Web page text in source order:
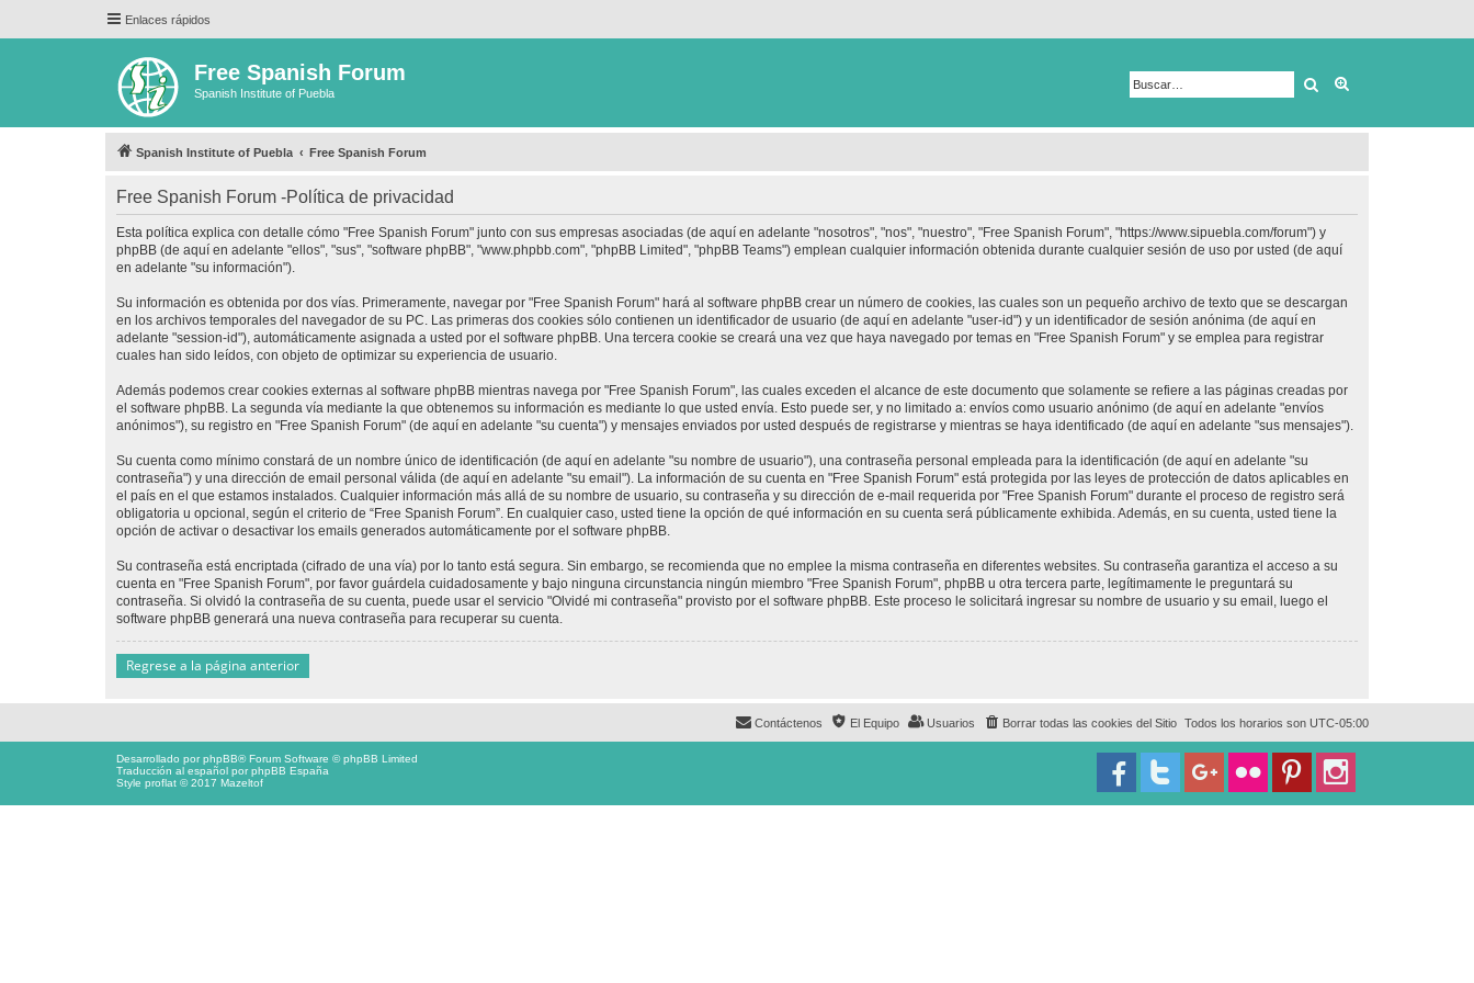
Enlaces rápidos
Free Spanish Forum
Spanish Institute of Puebla Buscar
Spanish Institute of Puebla Free Spanish Forum
Free Spanish Forum -Política de privacidad
Esta política explica con detalle cómo "Free Spanish Forum" junto con sus empresas asociadas (de aquí en adelante "nosotros", "nos", "nuestro", "Free Spanish Forum", "https://www.sipuebla.com/forum") y
phpBB (de aquí en adelante "ellos", "sus", "software phpBB", "www.phpbb.com", "phpBB Limited", "phpBB Teams") emplean cualquier información obtenida durante cualquier sesión de uso por usted (de aquí
en adelante "su información").
Su información es obtenida por dos vías. Primeramente, navegar por "Free Spanish Forum" hará al software phpBB crear un número de cookies, las cuales son un pequeño archivo de texto que se descargan
en los archivos temporales del navegador de su PC. Las primeras dos cookies sólo contienen un identificador de usuario (de aquí en adelante "user-id") y un identificador de sesión anónima (de aquí en
adelante "session-id"), automáticamente asignada a usted por el software phpBB. Una tercera cookie se creará una vez que haya navegado por temas en "Free Spanish Forum" y se emplea para registrar
cuales han sido leídos, con objeto de optimizar su experiencia de usuario.
Además podemos crear cookies externas al software phpBB mientras navega por "Free Spanish Forum", las cuales exceden el alcance de este documento que solamente se refiere a las páginas creadas por
el software phpBB. La segunda vía mediante la que obtenemos su información es mediante lo que usted envía. Esto puede ser, y no limitado a: envíos como usuario anónimo (de aquí en adelante "envíos
anónimos"), su registro en "Free Spanish Forum" (de aquí en adelante "su cuenta") y mensajes enviados por usted después de registrarse y mientras se haya identificado (de aquí en adelante "sus mensajes").
Su cuenta como mínimo constará de un nombre único de identificación (de aquí en adelante "su nombre de usuario"), una contraseña personal empleada para la identificación (de aquí en adelante "su
contraseña") y una dirección de email personal válida (de aquí en adelante "su email"). La información de su cuenta en "Free Spanish Forum" está protegida por las leyes de protección de datos aplicables en
el país en el que estamos instalados. Cualquier información más allá de su nombre de usuario, su contraseña y su dirección de e-mail requerida por "Free Spanish Forum" durante el proceso de registro será
obligatoria u opcional, según el criterio de “Free Spanish Forum”. En cualquier caso, usted tiene la opción de qué información en su cuenta será públicamente exhibida. Además, en su cuenta, usted tiene la
opción de activar o desactivar los emails generados automáticamente por el software phpBB.
Su contraseña está encriptada (cifrado de una vía) por lo tanto está segura. Sin embargo, se recomienda que no emplee la misma contraseña en diferentes websites. Su contraseña garantiza el acceso a su
cuenta en "Free Spanish Forum", por favor guárdela cuidadosamente y bajo ninguna circunstancia ningún miembro "Free Spanish Forum", phpBB u otra tercera parte, legítimamente le preguntará su
contraseña. Si olvidó la contraseña de su cuenta, puede usar el servicio "Olvidé mi contraseña" provisto por el software phpBB. Este proceso le solicitará ingresar su nombre de usuario y su email, luego el
software phpBB generará una nueva contraseña para recuperar su cuenta.
Regrese a la página anterior
Todos los horarios son UTC-05:00
Borrar todas las cookies del Sitio
Usuarios
El Equipo
Contáctenos
Desarrollado porphpBB® Forum Software © phpBB Limited
Traducción al español porphpBB España
Style proflat © 2017 Mazeltof